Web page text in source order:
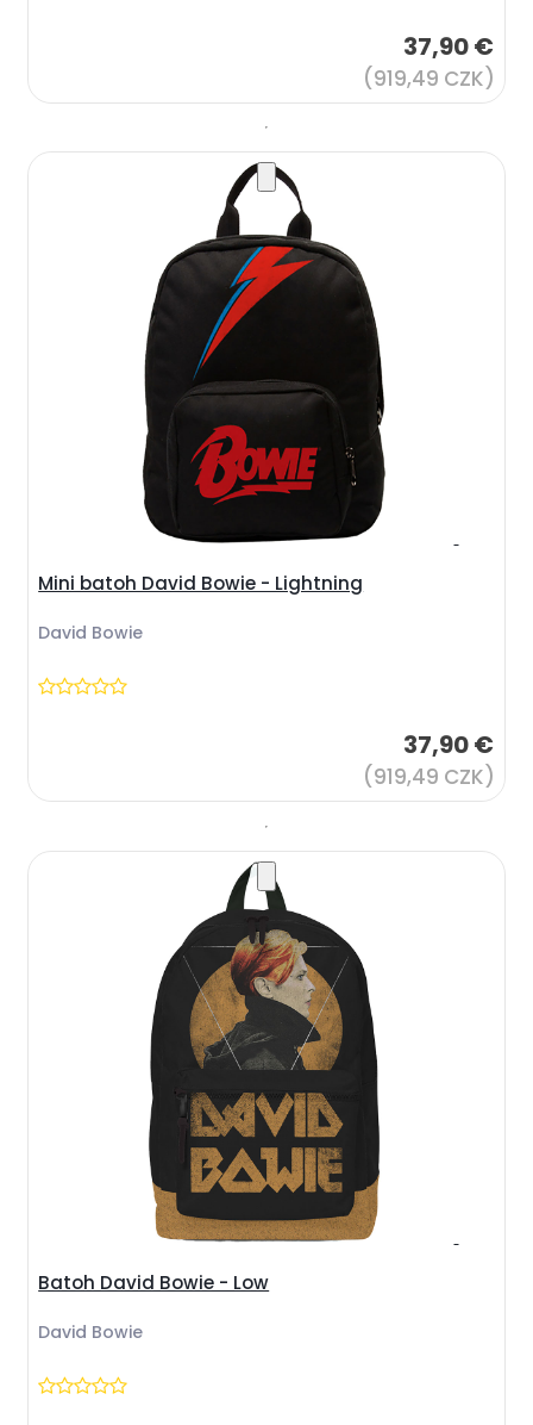
37,90 €
(919,49 CZK)
Mini batoh David Bowie - Lightning
David Bowie
37,90 €
(919,49 CZK)
Batoh David Bowie - Low
David Bowie